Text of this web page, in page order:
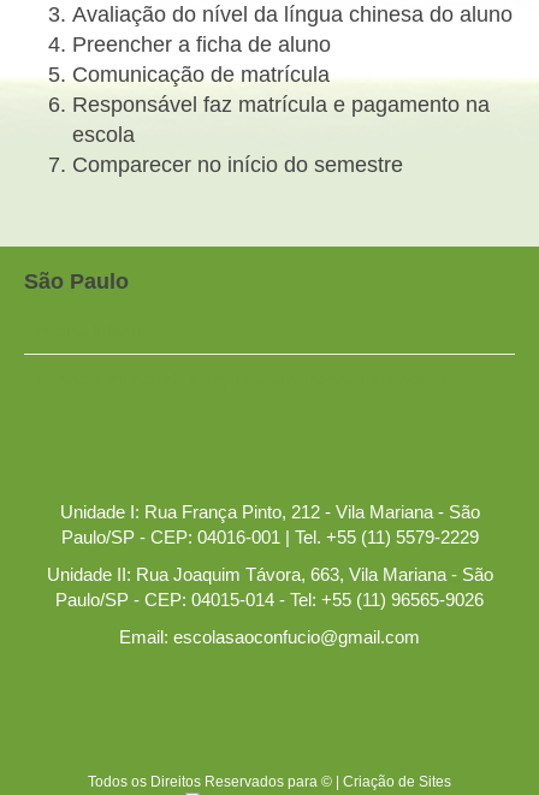
Avaliação do nível da língua chinesa do aluno
Preencher a ficha de aluno
Comunicação de matrícula
Responsável faz matrícula e pagamento na
escola
Comparecer no início do semestre
São Paulo
Unidade I: Rua França Pinto, 212 - Vila Mariana - São
Paulo/SP - CEP: 04016-001 | Tel. +55 (11) 5579-2229
Unidade II: Rua Joaquim Távora, 663, Vila Mariana - São
Paulo/SP - CEP: 04015-014 - Tel: +55 (11) 96565-9026
Email: escolasaoconfucio@gmail.com
Todos os Direitos Reservados para © | Criação de Sites